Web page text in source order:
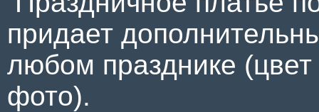
придает
любом празднике (цвет
фото).